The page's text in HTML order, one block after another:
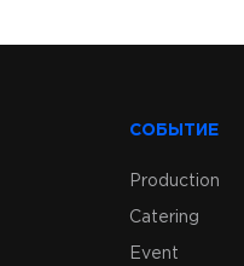
СОБЫТИЕ
Production
Catering
Event